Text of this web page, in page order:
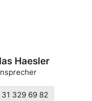
Haesler
329 69 82